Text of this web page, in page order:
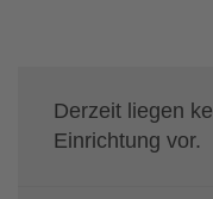
Derzeit liegen
Einrichtung vor.